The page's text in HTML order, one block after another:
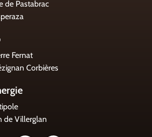
de Pastabrac
Fernat
Corbières
de Villerglan